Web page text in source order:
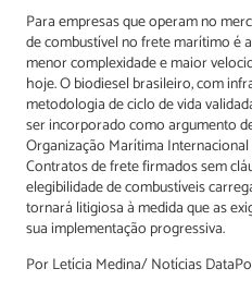
Para empresas que operam no
de combustível no frete marítimo é
menor complexidade e maior
hoje. O biodiesel brasileiro, com
metodologia de ciclo de vida
ser incorporado como argumento
Organização Marítima
Contratos de frete firmados sem
elegibilidade de combustíveis
tornará litigiosa à medida que as
sua implementação progressiva.
Por Letícia Medina/ Notícias